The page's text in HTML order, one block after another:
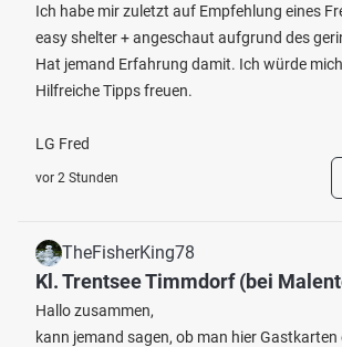
Ich habe mir zuletzt auf Empfehlung eines
easy shelter + angeschaut aufgrund des
Hat jemand Erfahrung damit. Ich würde
Hilfreiche Tipps freuen.
LG Fred
vor 2 Stunden
TheFisherKing78
Kl. Trentsee Timmdorf (bei
Hallo zusammen,
kann jemand sagen, ob man hier